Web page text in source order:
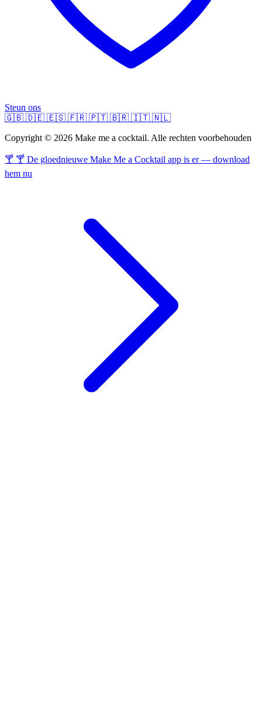
Steun ons
🇬🇧 🇩🇪 🇪🇸 🇫🇷 🇵🇹 🇧🇷 🇮🇹 🇳🇱
Copyright © 2026 Make me a cocktail. Alle rechten voorbehouden
🍸 🍸 De gloednieuwe Make Me a Cocktail app is er — download
hem nu